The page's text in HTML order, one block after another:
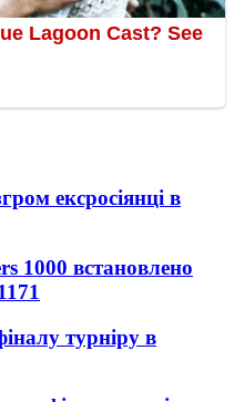
ексросіянці в
1000 встановлено
турніру в